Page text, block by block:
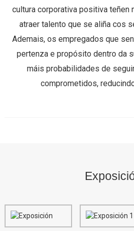
cultura corporativa positiva teñen
atraer talento que se aliña cos
Ademais, os empregados que
pertenza e propósito dentro da
máis probabilidades de
comprometidos,